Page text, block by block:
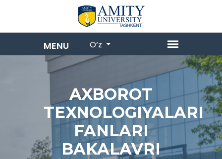
O‘z
AXBOROT
TEXNOLOGIYALARI
FANLARI
BAKALAVRI